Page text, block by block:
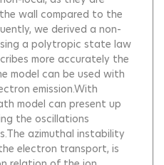
wall compared to the
we derived a non-
a polytropic state law
more accurately the
model can be used with
emission.With
model can present up
the oscillations
azimuthal instability
electron transport, is